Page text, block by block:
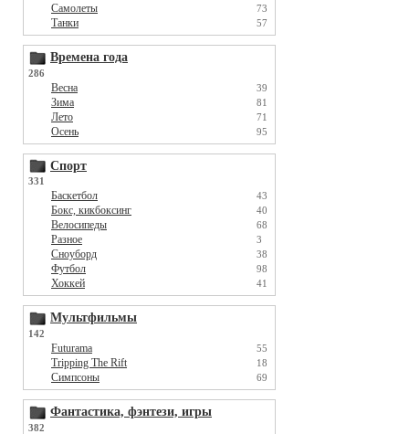
Самолеты 73
Танки 57
Времена года
286
Весна 39
Зима 81
Лето 71
Осень 95
Спорт
331
Баскетбол 43
Бокс, кикбоксинг 40
Велосипеды 68
Разное 3
Сноуборд 38
Футбол 98
Хоккей 41
Мультфильмы
142
Futurama 55
Tripping The Rift 18
Симпсоны 69
Фантастика, фэнтези, игры
382